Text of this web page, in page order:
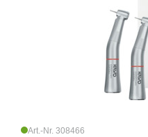
Art.-Nr. 308466